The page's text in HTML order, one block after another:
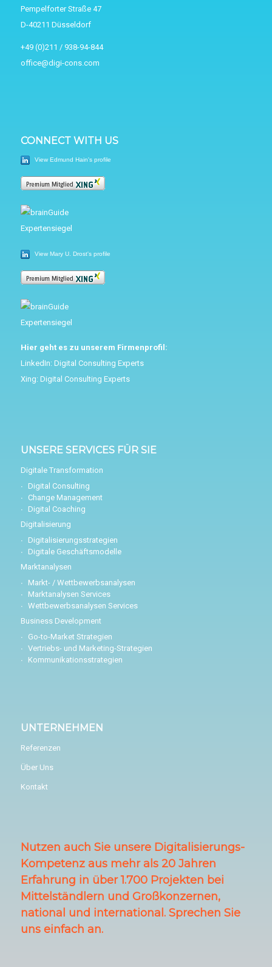
Pempelforter Straße 47
D-40211 Düsseldorf
+49 (0)211 / 938-94-844
office@digi-cons.com
CONNECT WITH US
View Edmund Hain's profile
View Mary U. Drost's profile
Hier geht es zu unserem Firmenprofil:
LinkedIn: Digital Consulting Experts
Xing: Digital Consulting Experts
UNSERE SERVICES FÜR SIE
Digitale Transformation
Digital Consulting
Change Management
Digital Coaching
Digitalisierung
Digitalisierungsstrategien
Digitale Geschäftsmodelle
Marktanalysen
Markt- / Wettbewerbsanalysen
Marktanalysen Services
Wettbewerbsanalysen Services
Business Development
Go-to-Market Strategien
Vertriebs- und Marketing-Strategien
Kommunikationsstrategien
UNTERNEHMEN
Referenzen
Über Uns
Kontakt
Nutzen auch Sie unsere Digitalisierungs-
Kompetenz aus mehr als 20 Jahren
Erfahrung in über 1.700 Projekten bei
Mittelständlern und Großkonzernen,
national und international. Sprechen Sie
uns einfach an.